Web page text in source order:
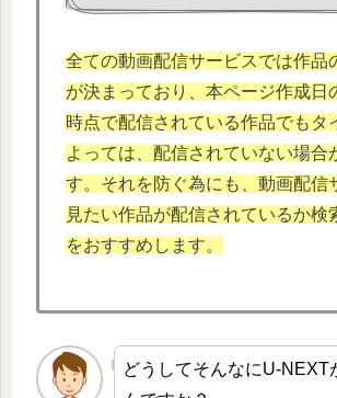
全ての動画配信サービスでは作品
が決まっており、本ページ作成日
時点で配信されている作品でもタ
よっては、配信されていない場合
す。それを防ぐ為にも、動画配信
見たい作品が配信されているか検
をおすすめします。
どうしてそんなにU-NEXT